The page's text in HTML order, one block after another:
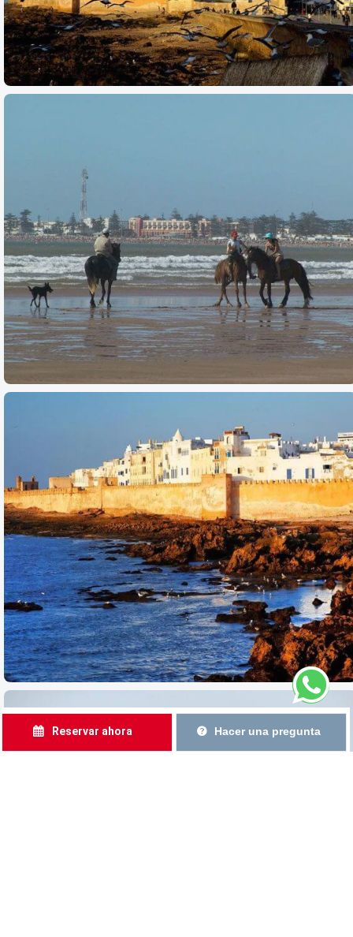
Reservar ahora Hacer una pregunta